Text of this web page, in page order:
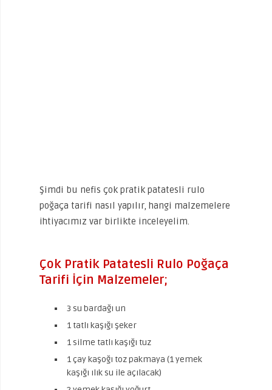
Şimdi bu nefis çok pratik patatesli rulo
poğaça tarifi nasıl yapılır, hangi malzemelere
ihtiyacımız var birlikte inceleyelim.
Çok Pratik Patatesli Rulo Poğaça
Tarifi İçin Malzemeler;
3 su bardağı un
1 tatlı kaşığı şeker
1 silme tatlı kaşığı tuz
1 çay kaşoğı toz pakmaya (1 yemek
kaşığı ılık su ile açılacak)